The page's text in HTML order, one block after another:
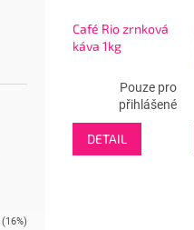
(16%)
Café Rio zrnková
káva 1kg
Pouze pro
přihlášené
DETAIL